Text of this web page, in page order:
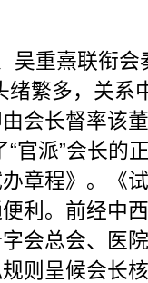
重熹联衔会
绪繁多，关
会长督率该
“官派”会长
办章程》。《
利。前经中
会总会、医
则呈候会长